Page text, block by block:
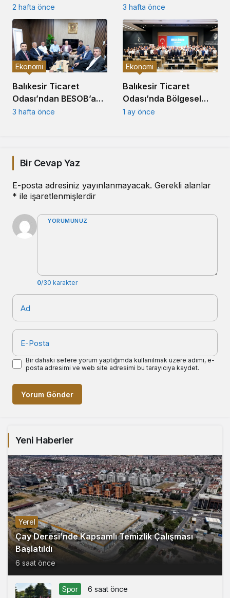
Tarihsel Dipte’
2 hafta önce
Bilgilendirme Toplantısı
Gerçekleştirildi
3 hafta önce
Balıkesir Ticaret
Odası’ndan BESOB’a
Hayırlı Olsun Ziyareti
Ekonomi
3 hafta önce
Balıkesir Ticaret
Odası’nda Bölgesel
Güç Birliği Toplantısı
Ekonomi
1 ay önce
Bir Cevap Yaz
E-posta adresiniz yayınlanmayacak. Gerekli alanlar
* ile işaretlenmişlerdir
YORUMUNUZ
0/30 karakter
Ad
E-Posta
Bir dahaki sefere yorum yaptığımda kullanılmak üzere adımı, e-
posta adresimi ve web site adresimi bu tarayıcıya kaydet.
Yorum Gönder
Yeni Haberler
Yerel
Çay Deresi’nde Kapsamlı Temizlik Çalışması
Başlatıldı
6 saat önce
Spor 6 saat önce